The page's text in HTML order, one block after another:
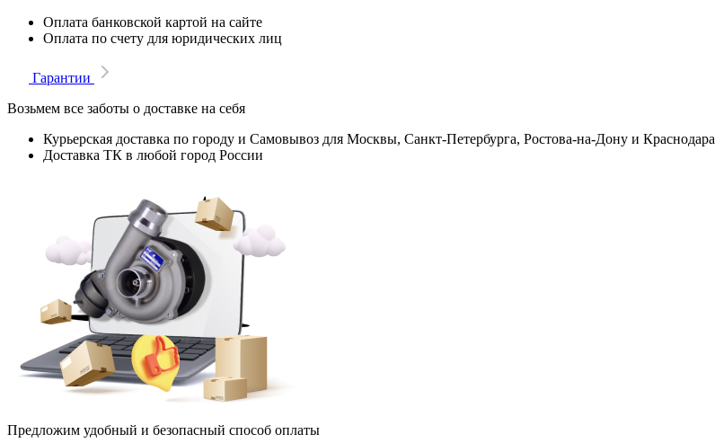
Оплата банковской картой на сайте
Оплата по счету для юридических лиц
Гарантии
Возьмем все заботы о доставке на себя
Курьерская доставка по городу и Самовывоз для Москвы, Санкт-Петербурга, Ростова-на-Дону и Краснодара
Доставка ТК в любой город России
Предложим удобный и безопасный способ оплаты